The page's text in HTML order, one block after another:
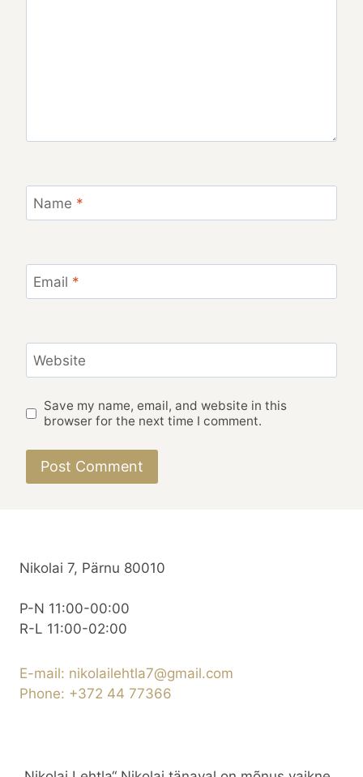
Name *
Email *
Website
Save my name, email, and website in this
browser for the next time I comment.
Nikolai 7, Pärnu 80010
P-N 11:00-00:00
R-L 11:00-02:00
E-mail: nikolailehtla7@gmail.com
Phone: +372 44 77366